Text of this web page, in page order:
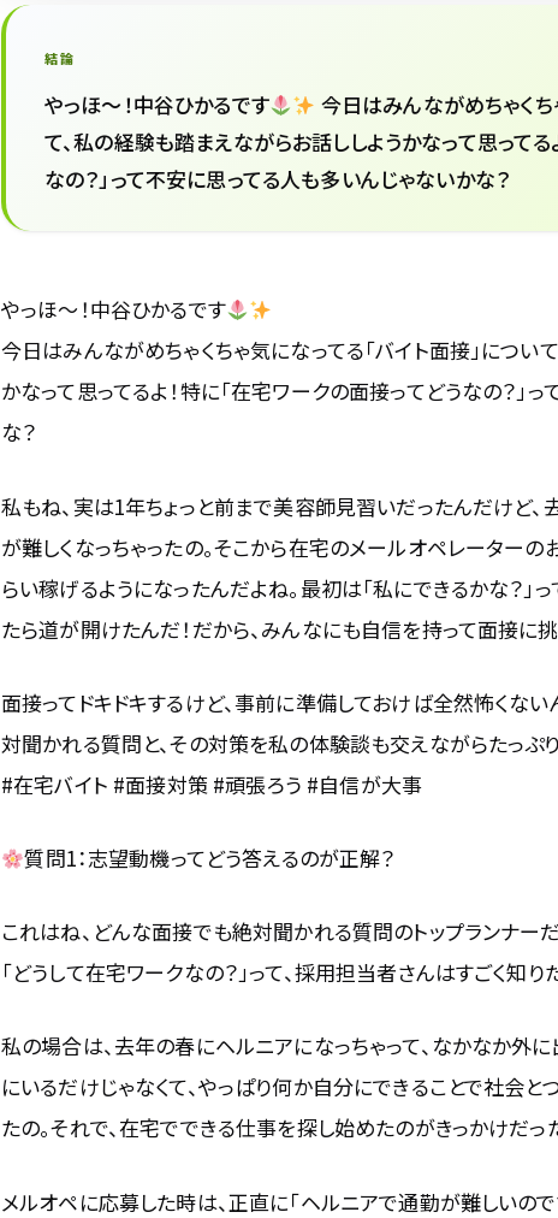
結論
やっほ〜！中谷ひかるです
今日はみんながめちゃくち
て、私の経験も踏まえながらお話ししようかなって思って
なの？」って不安に思ってる人も多いんじゃないかな？
やっほ〜！中谷ひかるです
今日はみんながめちゃくちゃ気になってる「バイト面接」につい
かなって思ってるよ！特に「在宅ワークの面接ってどうなの？」
な？
私もね、実は1年ちょっと前まで美容師見習いだったんだけど、
が難しくなっちゃったの。そこから在宅のメールオペレーター
らい稼げるようになったんだよね。最初は「私にできるかな？」
たら道が開けたんだ！だから、みんなにも自信を持って面接に
面接ってドキドキするけど、事前に準備しておけば全然怖くな
対聞かれる質問と、その対策を私の体験談も交えながらたっぷり
#在宅バイト #面接対策 #頑張ろう #自信が大事
質問1：志望動機ってどう答えるのが正解？
これはね、どんな面接でも絶対聞かれる質問のトップランナーだ
「どうして在宅ワークなの？」って、採用担当者さんはすごく知り
私の場合は、去年の春にヘルニアになっちゃって、なかなか外に
にいるだけじゃなくて、やっぱり何か自分にできることで社会と
たの。それで、在宅でできる仕事を探し始めたのがきっかけだっ
メルオペに応募した時は、正直に「ヘルニアで通勤が難しいの